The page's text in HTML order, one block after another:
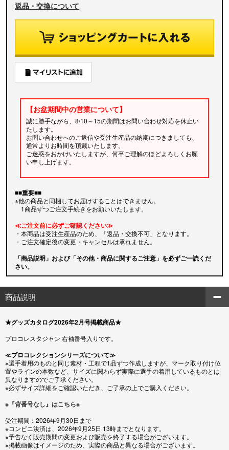
返品・交換について
【お盆期間中の営業について】
誠に勝手ながら、8/10～15の期間はお問い合わせ対応を休止い
たします。
お問い合わせへのご返信や受注生産品の納期につきましても、
通常よりお時間を頂戴いたします。
ご迷惑をおかけいたしますが、何卒ご理解のほどよろしくお願
い申し上げます。
■■重要■■
※他の商品と同梱してお届けすることはできません。
1商品ずつご注文手続きをお願いいたします。
≪ご注文前に必ずご確認ください≫
・本商品は受注生産品のため、「返品・交換不可」となります。
・ご注文確定後の変更・キャンセルは承れません。
「商品説明」および「その他・商品に関するご注意」を必ずご一読くだ
さい。
商品説明
★グッズカタログ2026年2月号掲載商品★
プロコレスタジャン 右袖番号入りです。
≪プロコレクションシリーズについて≫
※選手着用のものと同じ素材・工程で1品ずつ作成しますが、マーク取り付け位
置やラインの本数など、サイズに関わらず実際に選手の着用しているものとは
異なりますのでご了承ください。
※必ずサイズ詳細をご確認いただき、ご了承の上でご購入ください。
※『背番号なし』はこちら※
受注期間：2026年9月30日まで
※コンビニ決済は、2026年9月25日 13時までとなります。
※予告なく販売期間の変更および販売を終了する場合がございます。
※掲載画像はイメージのため、実際の商品と異なる場合がございます。